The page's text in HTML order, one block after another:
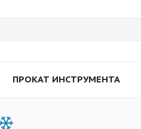
ПРОКАТ ИНСТРУМЕНТА